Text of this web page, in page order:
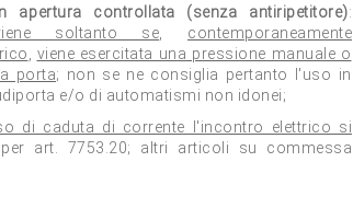
apertura controllata (senza antiripetitore):
soltanto se
contemporaneamente
viene esercitata una pressione manuale o
porta; non se ne consiglia pertanto l'uso in
e/o di automatismi non idonei;
di caduta di corrente l'incontro elettrico si
art. 7753.20; altri articoli su commessa